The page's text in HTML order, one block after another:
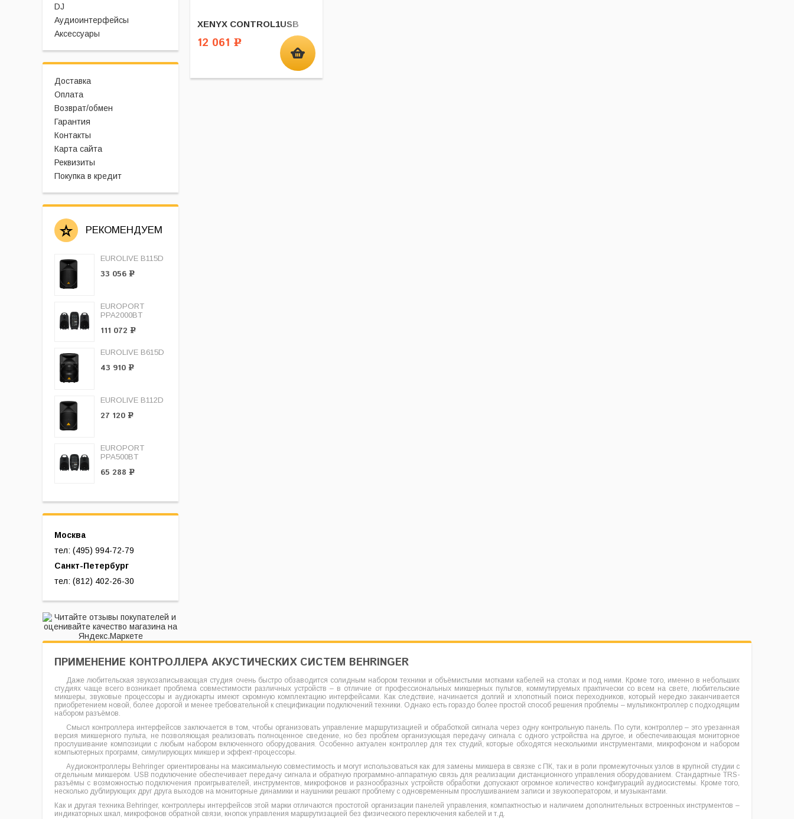
DJ
Аудиоинтерфейсы
Аксессуары
Доставка
Оплата
Возврат/обмен
Гарантия
Контакты
Карта сайта
Реквизиты
Покупка в кредит
РЕКОМЕНДУЕМ
EUROLIVE B115D
33 056 Р
EUROPORT
PPA2000BT
111 072 Р
EUROLIVE B615D
43 910 Р
EUROLIVE B112D
27 120 Р
EUROPORT
PPA500BT
65 288 Р
Москва
тел: (495) 994-72-79
Санкт-Петербург
тел: (812) 402-26-30
XENYX CONTROL1USB
12 061 Р
ПРИМЕНЕНИЕ КОНТРОЛЛЕРА АКУСТИЧЕСКИХ СИСТЕМ BEHRINGER
Даже любительская звукозаписывающая студия очень быстро обзаводится солидным набором техники и объёмистыми мотками кабелей на столах и под ними. Кроме того, именно в небольших
студиях чаще всего возникает проблема совместимости различных устройств – в отличие от профессиональных микшерных пультов, коммутируемых практически со всем на свете, любительские
микшеры, звуковые процессоры и аудиокарты имеют скромную комплектацию интерфейсами. Как следствие, начинается долгий и хлопотный поиск переходников, который нередко заканчивается
приобретением новой, более дорогой и менее требовательной к спецификации подключений техники. Однако есть гораздо более простой способ решения проблемы – мультиконтроллер с подходящим
набором разъёмов.
Смысл контроллера интерфейсов заключается в том, чтобы организовать управление маршрутизацией и обработкой сигнала через одну контрольную панель. По сути, контроллер – это урезанная
версия микшерного пульта, не позволяющая реализовать полноценное сведение, но без проблем организующая передачу сигнала с одного устройства на другое, и обеспечивающая мониторное
прослушивание композиции с любым набором включенного оборудования. Особенно актуален контроллер для тех студий, которые обходятся несколькими инструментами, микрофоном и набором
компьютерных программ, симулирующих микшер и эффект-процессоры.
Аудиоконтроллеры Behringer ориентированы на максимальную совместимость и могут использоваться как для замены микшера в связке с ПК, так и в роли промежуточных узлов в крупной студии с
отдельным микшером. USB подключение обеспечивает передачу сигнала и обратную программно-аппаратную связь для реализации дистанционного управления оборудованием. Стандартные TRS-
разъёмы с возможностью подключения проигрывателей, инструментов, микрофонов и разнообразных устройств обработки допускают огромное количество конфигураций аудиосистемы. Кроме того,
несколько дублирующих друг друга выходов на мониторные динамики и наушники решают проблему с одновременным прослушиванием записи и звукооператором, и музыкантами.
Как и другая техника Behringer, контроллеры интерфейсов этой марки отличаются простотой организации панелей управления, компактностью и наличием дополнительных встроенных инструментов –
индикаторных шкал, микрофонов обратной связи, кнопок управления маршрутизацией без физического переключения кабелей и т.д.